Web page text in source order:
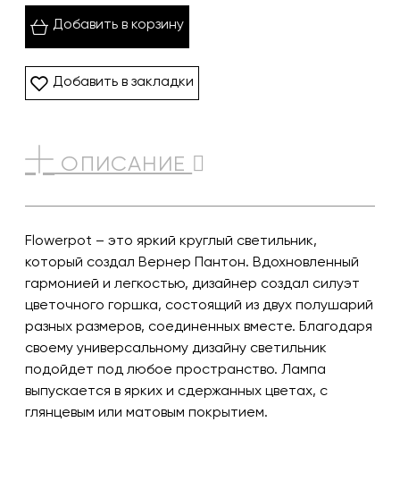
Добавить в корзину
Добавить в закладки
ОПИСАНИЕ
Flowerpot – это яркий круглый светильник,
который создал Вернер Пантон. Вдохновленный
гармонией и легкостью, дизайнер создал силуэт
цветочного горшка, состоящий из двух полушарий
разных размеров, соединенных вместе. Благодаря
своему универсальному дизайну светильник
подойдет под любое пространство. Лампа
выпускается в ярких и сдержанных цветах, с
глянцевым или матовым покрытием.